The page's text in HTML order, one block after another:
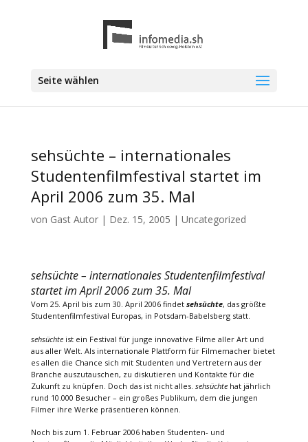
Seite wählen
sehsüchte – internationales
Studentenfilmfestival startet im
April 2006 zum 35. Mal
von Gast Autor| Dez. 15, 2005 | Uncategorized
sehsüchte – internationales Studentenfilmfestival
startet im April 2006 zum 35. Mal
Vom 25. April bis zum 30. April 2006 findet sehsüchte, das größte
Studentenfilmfestival Europas, in Potsdam-Babelsberg statt.
sehsüchteist ein Festival für junge innovative Filme aller Art und
aus aller Welt. Als internationale Plattform für Filmemacher bietet
es allen die Chance sich mit Studenten und Vertretern aus der
Branche auszutauschen, zu diskutieren und Kontakte für die
Zukunft zu knüpfen. Doch das ist nicht alles. sehsüchtehat jährlich
rund 10.000 Besucher – ein großes Publikum, dem die jungen
Filmer ihre Werke präsentieren können.
Noch bis zum 1. Februar 2006 haben Studenten- und